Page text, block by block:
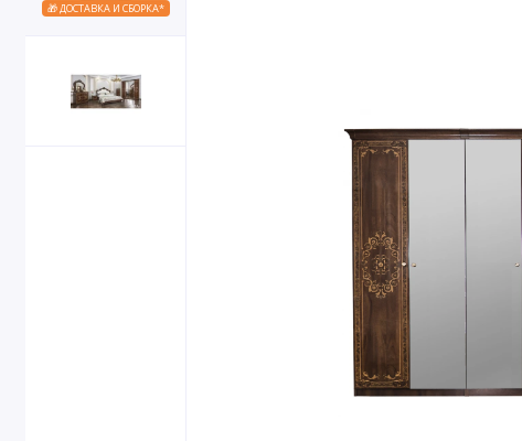
🎁 ДОСТАВКА И СБОРКА*